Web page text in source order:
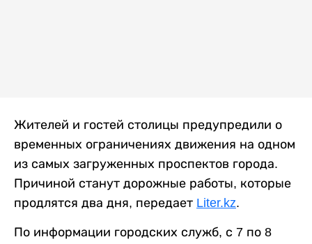
Жителей и гостей столицы предупредили о
временных ограничениях движения на одном
из самых загруженных проспектов города.
Причиной станут дорожные работы, которые
продлятся два дня, передает Liter.kz.
По информации городских служб, с 7 по 8